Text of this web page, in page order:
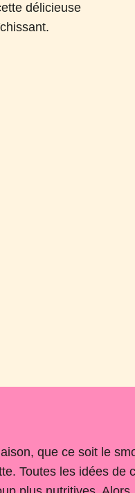
délicieuse
que ce soit le
Toutes les idées de